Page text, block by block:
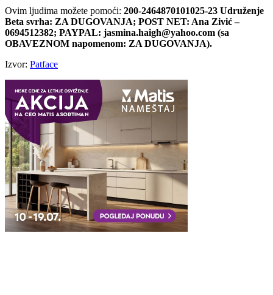
Ovim ljudima možete pomoći: 200-2464870101025-23 Udruženje
Beta svrha: ZA DUGOVANJA; POST NET: Ana Zivić –
0694512382; PAYPAL: jasmina.haigh@yahoo.com (sa
OBAVEZNOM napomenom: ZA DUGOVANJA).
Izvor: Patface